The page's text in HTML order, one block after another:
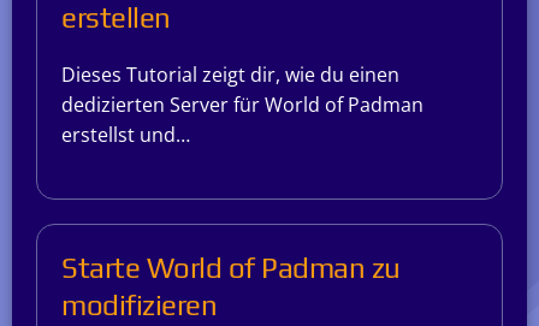
erstellen
Dieses Tutorial zeigt dir, wie du einen
dedizierten Server für World of Padman
erstellst und…
Starte World of Padman zu
modifizieren